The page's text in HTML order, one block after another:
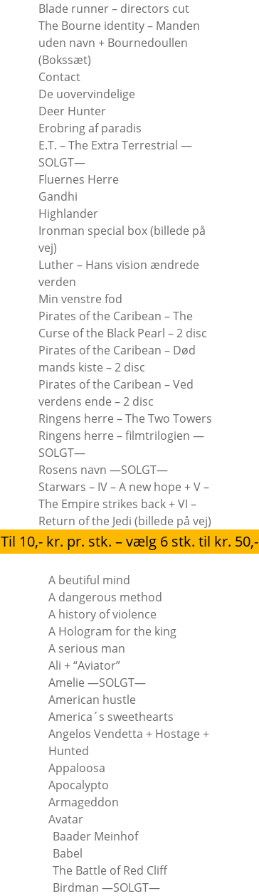
Blade runner – directors cut
The Bourne identity – Manden
uden navn + Bournedoullen
(Bokssæt)
Contact
De uovervindelige
Deer Hunter
Erobring af paradis
E.T. – The Extra Terrestrial —
SOLGT—
Fluernes Herre
Gandhi
Highlander
Ironman special box (billede på
vej)
Luther – Hans vision ændrede
verden
Min venstre fod
Pirates of the Caribean – The
Curse of the Black Pearl – 2 disc
Pirates of the Caribean – Død
mands kiste – 2 disc
Pirates of the Caribean – Ved
verdens ende – 2 disc
Ringens herre – The Two Towers
Ringens herre – filmtrilogien —
SOLGT—
Rosens navn —SOLGT—
Starwars – IV – A new hope + V –
The Empire strikes back + VI –
Return of the Jedi (billede på vej)
Til 10,- kr. pr. stk. – vælg 6 stk. til kr. 50,-
A beutiful mind
A dangerous method
A history of violence
A Hologram for the king
A serious man
Ali + “Aviator”
Amelie —SOLGT—
American hustle
America´s sweethearts
Angelos Vendetta + Hostage +
Hunted
Appaloosa
Apocalypto
Armageddon
Avatar
Baader Meinhof
Babel
The Battle of Red Cliff
Birdman —SOLGT—